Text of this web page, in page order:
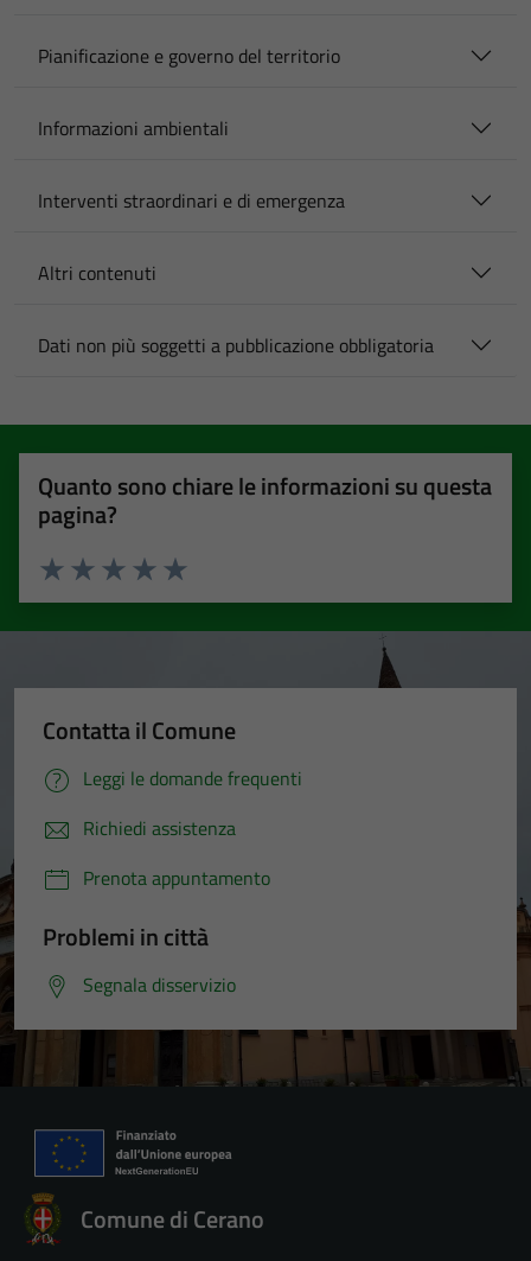
Pianificazione e governo del territorio
Informazioni ambientali
Interventi straordinari e di emergenza
Altri contenuti
Dati non più soggetti a pubblicazione obbligatoria
Quanto sono chiare le informazioni su questa
pagina?
Valuta 5 stelle su 5
Valuta 4 stelle su 5
Valuta 3 stelle su 5
Valuta 2 stelle su 5
Valuta 1 stelle su 5
Contatta il Comune
Leggi le domande frequenti
Richiedi assistenza
Prenota appuntamento
Problemi in città
Segnala disservizio
Comune di Cerano